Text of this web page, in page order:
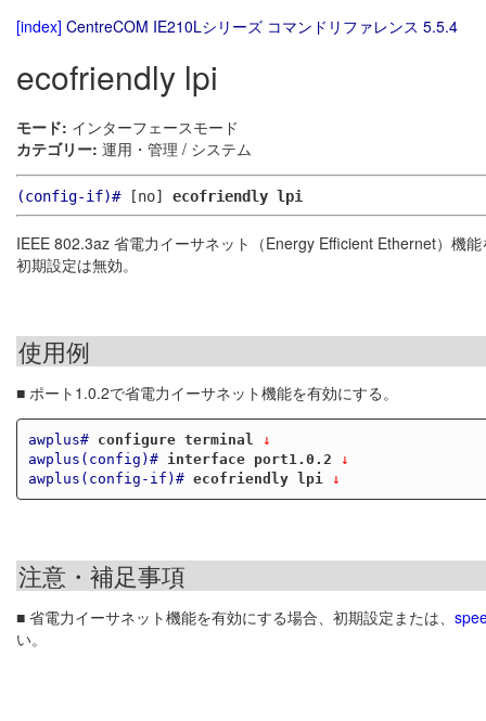
[index] CentreCOM IE210Lシリーズ コマンドリファレンス 5.5.4
ecofriendly lpi
モード: インターフェースモード
カテゴリー: 運用・管理 / システム
(config-if)#[no] ecofriendly lpi
IEEE 802.3az 省電力イーサネット（Energy Efficient Ethernet）機
初期設定は無効。
使用例
■ ポート1.0.2で省電力イーサネット機能を有効にする。
awplus# configure terminal
↓
awplus(config)#
interface port1.0.2 ↓
awplus(config-if)# ecofriendly lpi ↓
注意・補足事項
■ 省電力イーサネット機能を有効にする場合、初期設定または、
い。